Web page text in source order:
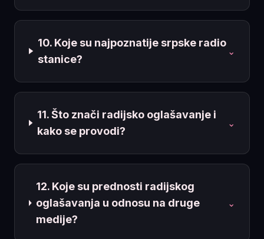
10. Koje su najpoznatije srpske radio
stanice?
⌄
11. Što znači radijsko oglašavanje i
kako se provodi?
⌄
12. Koje su prednosti radijskog
oglašavanja u odnosu na druge
medije?
⌄